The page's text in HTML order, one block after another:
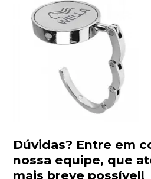
Dúvidas? Entre em
nossa equipe, que
mais breve possível!